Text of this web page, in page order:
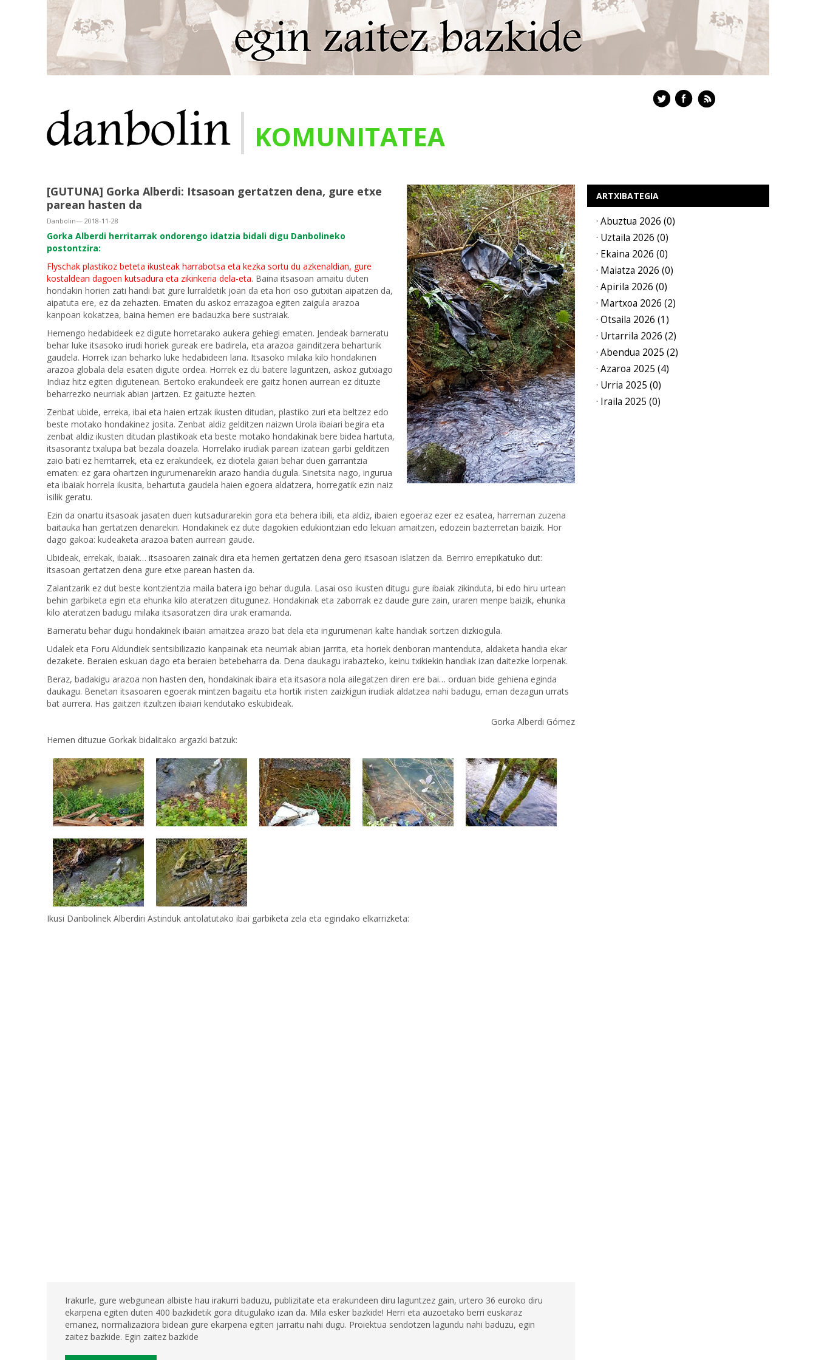
KOMUNITATEA
|
[GUTUNA] Gorka Alberdi: Itsasoan gertatzen dena, gure etxe
parean hasten da
Danbolin— 2018-11-28
Gorka Alberdi herritarrak ondorengo idatzia bidali digu Danbolineko
postontzira:
Flyschak plastikoz beteta ikusteak harrabotsa eta kezka sortu du azkenaldian, gure
kostaldean dagoen kutsadura eta zikinkeria dela-eta. Baina itsasoan amaitu duten
hondakin horien zati handi bat gure lurraldetik joan da eta hori oso gutxitan aipatzen da,
aipatuta ere, ez da zehazten. Ematen du askoz errazagoa egiten zaigula arazoa
kanpoan kokatzea, baina hemen ere badauzka bere sustraiak.
Hemengo hedabideek ez digute horretarako aukera gehiegi ematen. Jendeak barneratu
behar luke itsasoko irudi horiek gureak ere badirela, eta arazoa gainditzera beharturik
gaudela. Horrek izan beharko luke hedabideen lana. Itsasoko milaka kilo hondakinen
arazoa globala dela esaten digute ordea. Horrek ez du batere laguntzen, askoz gutxiago
Indiaz hitz egiten digutenean. Bertoko erakundeek ere gaitz honen aurrean ez dituzte
beharrezko neurriak abian jartzen. Ez gaituzte hezten.
Zenbat ubide, erreka, ibai eta haien ertzak ikusten ditudan, plastiko zuri eta beltzez edo
beste motako hondakinez josita. Zenbat aldiz gelditzen naizwn Urola ibaiari begira eta
zenbat aldiz ikusten ditudan plastikoak eta beste motako hondakinak bere bidea hartuta,
itsasorantz txalupa bat bezala doazela. Horrelako irudiak parean izatean garbi gelditzen
zaio bati ez herritarrek, eta ez erakundeek, ez diotela gaiari behar duen garrantzia
ematen: ez gara ohartzen ingurumenarekin arazo handia dugula. Sinetsita nago, ingurua
eta ibaiak horrela ikusita, behartuta gaudela haien egoera aldatzera, horregatik ezin naiz
isilik geratu.
Ezin da onartu itsasoak jasaten duen kutsadurarekin gora eta behera ibili, eta aldiz, ibaien egoeraz ezer ez esatea, harreman zuzena
baitauka han gertatzen denarekin. Hondakinek ez dute dagokien edukiontzian edo lekuan amaitzen, edozein bazterretan baizik. Hor
dago gakoa: kudeaketa arazoa baten aurrean gaude.
Ubideak, errekak, ibaiak… itsasoaren zainak dira eta hemen gertatzen dena gero itsasoan islatzen da. Berriro errepikatuko dut:
itsasoan gertatzen dena gure etxe parean hasten da.
Zalantzarik ez dut beste kontzientzia maila batera igo behar dugula. Lasai oso ikusten ditugu gure ibaiak zikinduta, bi edo hiru urtean
behin garbiketa egin eta ehunka kilo ateratzen ditugunez. Hondakinak eta zaborrak ez daude gure zain, uraren menpe baizik, ehunka
kilo ateratzen badugu milaka itsasoratzen dira urak eramanda.
Barneratu behar dugu hondakinek ibaian amaitzea arazo bat dela eta ingurumenari kalte handiak sortzen dizkiogula.
Udalek eta Foru Aldundiek sentsibilizazio kanpainak eta neurriak abian jarrita, eta horiek denboran mantenduta, aldaketa handia ekar
dezakete. Beraien eskuan dago eta beraien betebeharra da. Dena daukagu irabazteko, keinu txikiekin handiak izan daitezke lorpenak.
Beraz, badakigu arazoa non hasten den, hondakinak ibaira eta itsasora nola ailegatzen diren ere bai… orduan bide gehiena eginda
daukagu. Benetan itsasoaren egoerak mintzen bagaitu eta hortik iristen zaizkigun irudiak aldatzea nahi badugu, eman dezagun urrats
bat aurrera. Has gaitzen itzultzen ibaiari kendutako eskubideak.
Gorka Alberdi Gómez
Hemen dituzue Gorkak bidalitako argazki batzuk:
Ikusi Danbolinek Alberdiri Astinduk antolatutako ibai garbiketa zela eta egindako elkarrizketa:
Irakurle, gure webgunean albiste hau irakurri baduzu, publizitate eta erakundeen diru laguntzez gain, urtero 36 euroko diru
ekarpena egiten duten 400 bazkidetik gora ditugulako izan da. Mila esker bazkide! Herri eta auzoetako berri euskaraz
emanez, normalizaziora bidean gure ekarpena egiten jarraitu nahi dugu. Proiektua sendotzen lagundu nahi baduzu, egin
zaitez bazkide. Egin zaitez bazkide
ARTXIBATEGIA
· Abuztua 2026 (0)
· Uztaila 2026 (0)
· Ekaina 2026 (0)
· Maiatza 2026 (0)
· Apirila 2026 (0)
· Martxoa 2026 (2)
· Otsaila 2026 (1)
· Urtarrila 2026 (2)
· Abendua 2025 (2)
· Azaroa 2025 (4)
· Urria 2025 (0)
· Iraila 2025 (0)